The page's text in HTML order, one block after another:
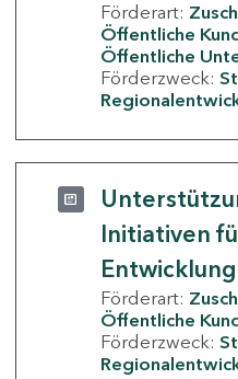
Förderart:
Öffentliche
Öffentliche
Förderzweck:
Initiativen
Entwicklung
Förderart:
Öffentliche
Förderzweck: